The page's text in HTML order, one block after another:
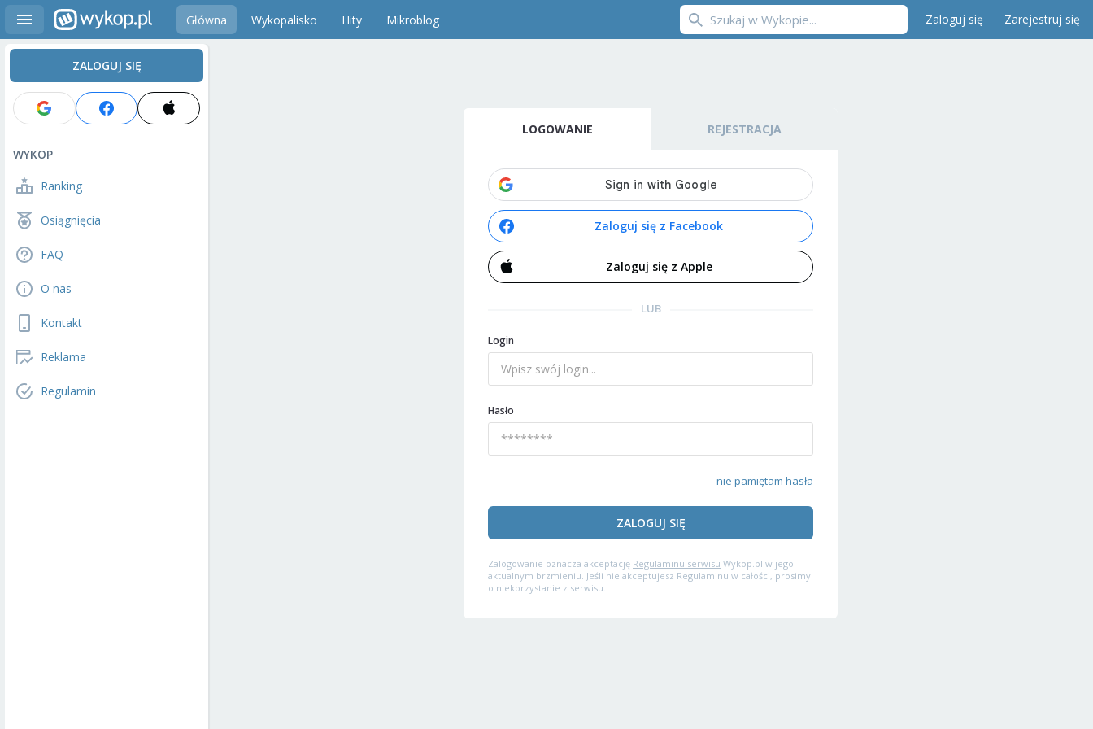
Główna Wykopalisko Hity Mikroblog Zaloguj się Zarejestruj się
ZALOGUJ SIĘ
WYKOP
Ranking
Osiągnięcia
FAQ
O nas
Kontakt
Reklama
Regulamin
LOGOWANIE REJESTRACJA
Zaloguj się z Facebook
Zaloguj się z Apple
LUB
Login
Hasło
nie pamiętam hasła
ZALOGUJ SIĘ
Zalogowanie oznacza akceptację Regulaminu serwisu Wykop.pl w jego
aktualnym brzmieniu. Jeśli nie akceptujesz Regulaminu w całości, prosimy
o niekorzystanie z serwisu.